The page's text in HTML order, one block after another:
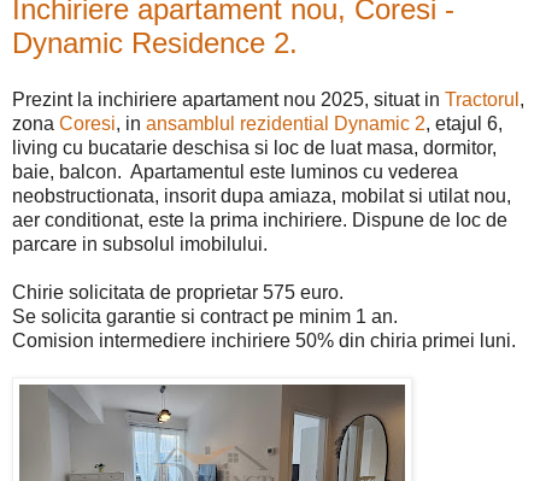
Inchiriere apartament nou, Coresi -
Dynamic Residence 2.
Prezint la inchiriere apartament nou 2025, situat in Tractorul ,
zona Coresi, in ansamblul rezidential Dynamic 2, etajul 6,
living cu bucatarie deschisa si loc de luat masa, dormitor,
baie, balcon. Apartamentul este luminos cu vederea
neobstructionata, insorit dupa amiaza, mobilat si utilat nou,
aer conditionat, este la prima inchiriere. Dispune de loc de
parcare in subsolul imobilului.
Chirie solicitata de proprietar 575 euro.
Se solicita garantie si contract pe minim 1 an.
Comision intermediere inchiriere 50% din chiria primei luni.